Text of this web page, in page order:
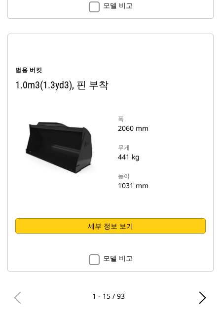
모델 비교
범용 버킷
1.0m3(1.3yd3), 핀 부착
폭
2060 mm
무게
441 kg
높이
1031 mm
세부 정보 보기
모델 비교
1 - 15 / 93